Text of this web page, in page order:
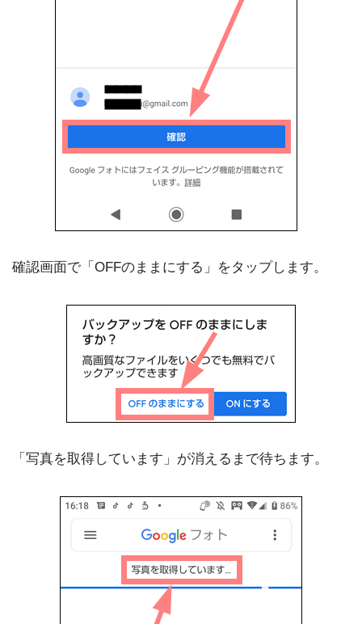
確認画面で「OFFのままにする」をタップします。
「写真を取得しています」が消えるまで待ちます。